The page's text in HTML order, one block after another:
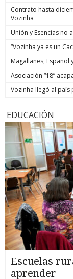
Contrato hasta
Vozinha
Unión y Esencias no
“Vozinha ya es un
Magallanes,
Asociación “18”
Vozinha llegó al
EDUCACIÓN
Escuelas
aprender